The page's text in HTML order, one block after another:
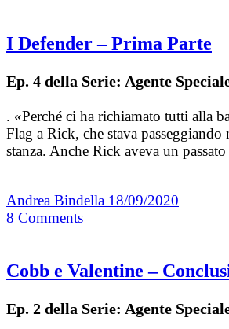
I Defender – Prima Parte
Ep. 4 della Serie: Agente
. «Perché ci ha richiamato tutti alla
Flag a Rick, che stava passeggiando
stanza. Anche Rick aveva un
Andrea Bindella 18/09/2020
8 Comments
Cobb e Valentine –
Ep. 2 della Serie: Agente